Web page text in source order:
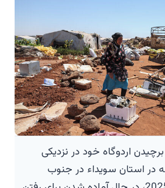
اردوگاه خود در نزدیکی
در استان سویداء در جنوب